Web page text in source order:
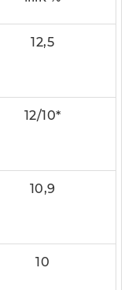
12,5
12/10*
10,9
10